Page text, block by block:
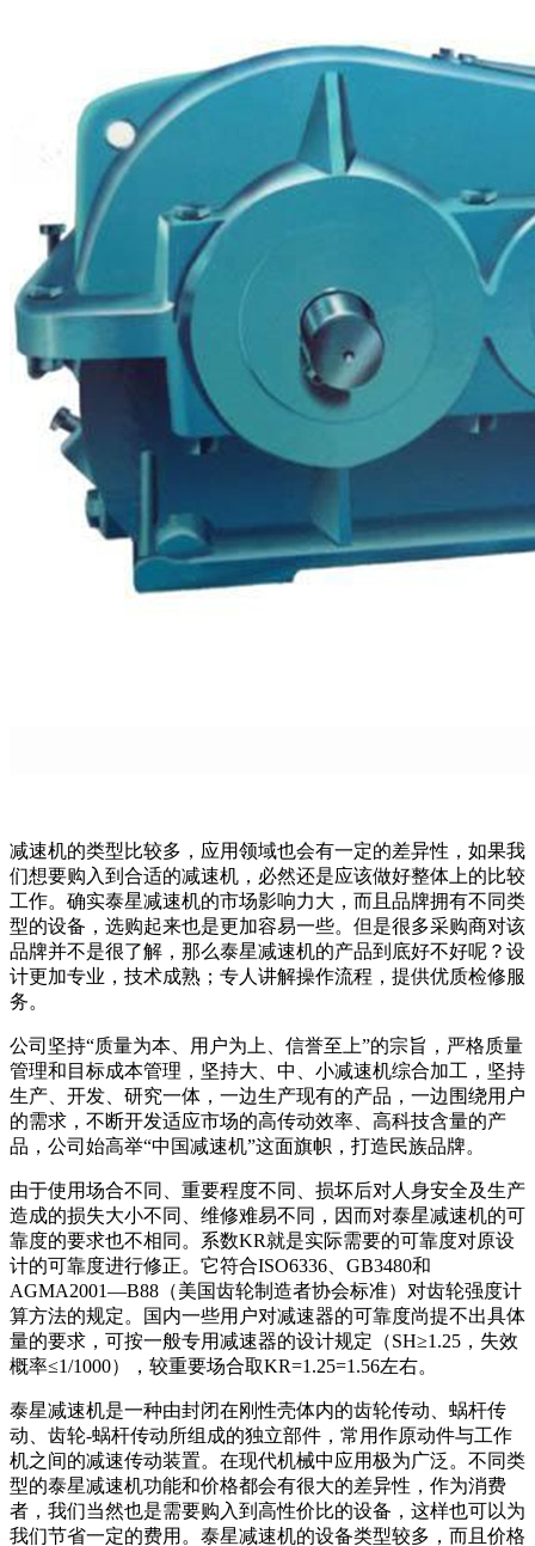
减速机的类型比较多，应用领域也会有一定的差异性，如果我
们想要购入到合适的减速机，必然还是应该做好整体上的比较
工作。确实泰星减速机的市场影响力大，而且品牌拥有不同类
型的设备，选购起来也是更加容易一些。但是很多采购商对该
品牌并不是很了解，那么泰星减速机的产品到底好不好呢？设
计更加专业，技术成熟；专人讲解操作流程，提供优质检修服
务。
公司坚持“质量为本、用户为上、信誉至上”的宗旨，严格质量
管理和目标成本管理，坚持大、中、小减速机综合加工，坚持
生产、开发、研究一体，一边生产现有的产品，一边围绕用户
的需求，不断开发适应市场的高传动效率、高科技含量的产
品，公司始高举“中国减速机”这面旗帜，打造民族品牌。
由于使用场合不同、重要程度不同、损坏后对人身安全及生产
造成的损失大小不同、维修难易不同，因而对泰星减速机的可
靠度的要求也不相同。系数KR就是实际需要的可靠度对原设
计的可靠度进行修正。它符合ISO6336、GB3480和
AGMA2001—B88（美国齿轮制造者协会标准）对齿轮强度计
算方法的规定。国内一些用户对减速器的可靠度尚提不出具体
量的要求，可按一般专用减速器的设计规定（SH≥1.25，失效
概率≤1/1000），较重要场合取KR=1.25=1.56左右。
泰星减速机是一种由封闭在刚性壳体内的齿轮传动、蜗杆传
动、齿轮-蜗杆传动所组成的独立部件，常用作原动件与工作
机之间的减速传动装置。在现代机械中应用极为广泛。不同类
型的泰星减速机功能和价格都会有很大的差异性，作为消费
者，我们当然也是需要购入到高性价比的设备，这样也可以为
我们节省一定的费用。泰星减速机的设备类型较多，而且价格